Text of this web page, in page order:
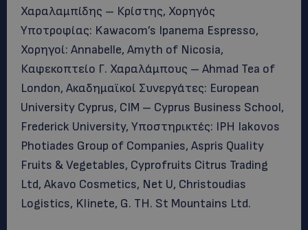
Χαραλαμπίδης – Κρίστης, Χορηγός
Υποτροφίας: Kawacom’s Ipanema Espresso,
Χορηγοί: Annabelle, Amyth of Nicosia,
Καφεκοπτείο Γ. Χαραλάμπους – Ahmad Tea of
London, Ακαδημαϊκοί Συνεργάτες: European
University Cyprus, CIM – Cyprus Business School,
Frederick University, Υποστηρικτές: IPH Iakovos
Photiades Group of Companies, Aspris Quality
Fruits & Vegetables, Cyprofruits Citrus Trading
Ltd, Akavo Cosmetics, Net U, Christoudias
Logistics, Klinete, G. TH. St Mountains Ltd.